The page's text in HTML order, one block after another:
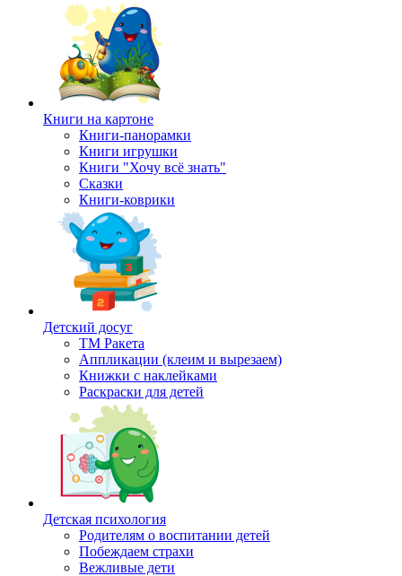
Книги на картоне
Книги-панорамки
Книги игрушки
Книги "Хочу всё знать"
Сказки
Книги-коврики
Детский досуг
ТМ Ракета
Аппликации (клеим и вырезаем)
Книжки с наклейками
Раскраски для детей
Детская психология
Родителям о воспитании детей
Побеждаем страхи
Вежливые дети